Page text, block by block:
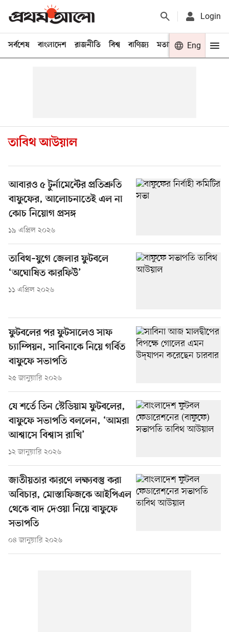
Login
সর্বশেষ বাংলাদেশ রাজনীতি বিশ্ব বাণিজ্য মতামত খেলা
Eng
তাবিথ আউয়াল
আবারও ৫ টুর্নামেন্টের প্রতিশ্রুতি
বাফুফের, আলোচনাতেই এল না
কোচ নিয়োগ প্রসঙ্গ
১৯ এপ্রিল ২০২৬
তাবিথ–যুগে জেলার ফুটবলে
‘অঘোষিত কারফিউ’
১১ এপ্রিল ২০২৬
ফুটবলের পর ফুটসালেও সাফ
চ্যাম্পিয়ন, সাবিনাকে নিয়ে গর্বিত
বাফুফে সভাপতি
২৫ জানুয়ারি ২০২৬
যে শর্তে তিন স্টেডিয়াম ফুটবলের,
বাফুফে সভাপতি বললেন, ‘আমরা
আশ্বাসে বিশ্বাস রাখি’
১২ জানুয়ারি ২০২৬
জাতীয়তার কারণে লক্ষ্যবস্তু করা
অবিচার, মোস্তাফিজকে আইপিএল
থেকে বাদ দেওয়া নিয়ে বাফুফে
সভাপতি
০৪ জানুয়ারি ২০২৬